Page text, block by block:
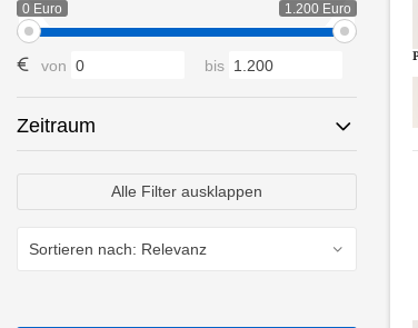
0 Euro 1.200 Euro
von bis
Zeitraum
Alle Filter ausklappen